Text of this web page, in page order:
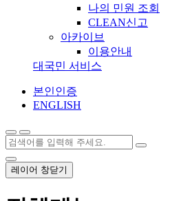
나의 민원 조회
CLEAN신고
아카이브
이용안내
대국민 서비스
본인인증
ENGLISH
레이어 창닫기